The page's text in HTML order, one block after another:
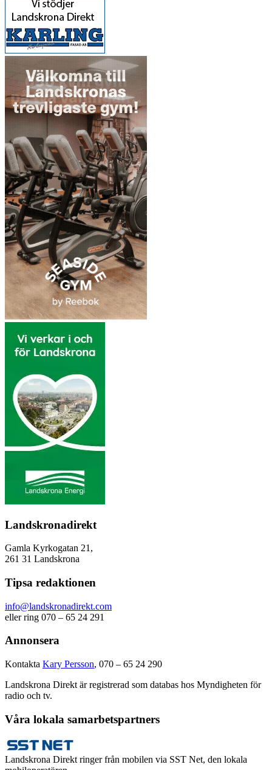
Landskronadirekt
Gamla Kyrkogatan 21,
261 31 Landskrona
Tipsa redaktionen
info@landskronadirekt.com
eller ring 070 – 65 24 291
Annonsera
Kontakta Kary Persson, 070 – 65 24 290
Landskrona Direkt är registrerad som databas hos Myndigheten för
radio och tv.
Våra lokala samarbetspartners
Landskrona Direkt ringer från mobilen via SST Net, den lokala